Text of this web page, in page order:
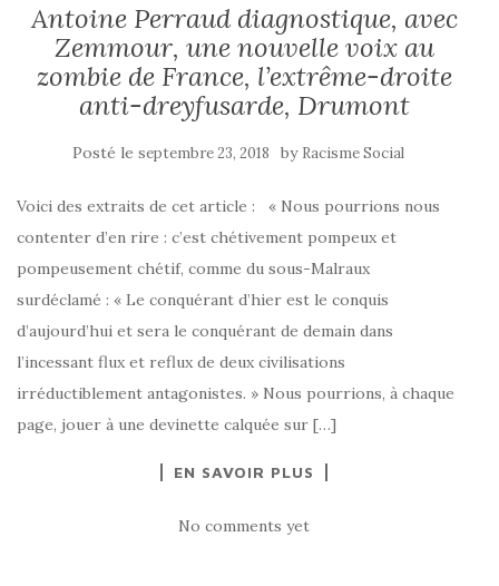
Antoine Perraud diagnostique, avec
Zemmour, une nouvelle voix au
zombie de France, l’extrême-droite
anti-dreyfusarde, Drumont
Posté le septembre 23, 2018 by Racisme Social
Voici des extraits de cet article : « Nous pourrions nous
contenter d’en rire : c’est chétivement pompeux et
pompeusement chétif, comme du sous-Malraux
surdéclamé : « Le conquérant d’hier est le conquis
d’aujourd’hui et sera le conquérant de demain dans
l’incessant flux et reflux de deux civilisations
irréductiblement antagonistes. » Nous pourrions, à chaque
page, jouer à une devinette calquée sur […]
EN SAVOIR PLUS
No comments yet